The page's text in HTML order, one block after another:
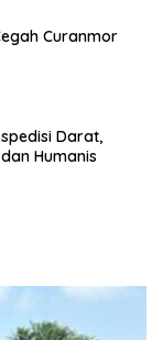
Curanmor
Darat,
Humanis